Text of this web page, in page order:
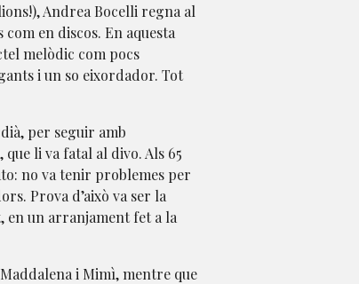
Andrea Bocelli regna al
en discos. En aquesta
melòdic com pocs
i un so eixordador. Tot
per seguir amb
li va fatal al divo. Als 65
no va tenir problemes per
Prova d’això va ser la
en un arranjament fet a la
i Mimì, mentre que